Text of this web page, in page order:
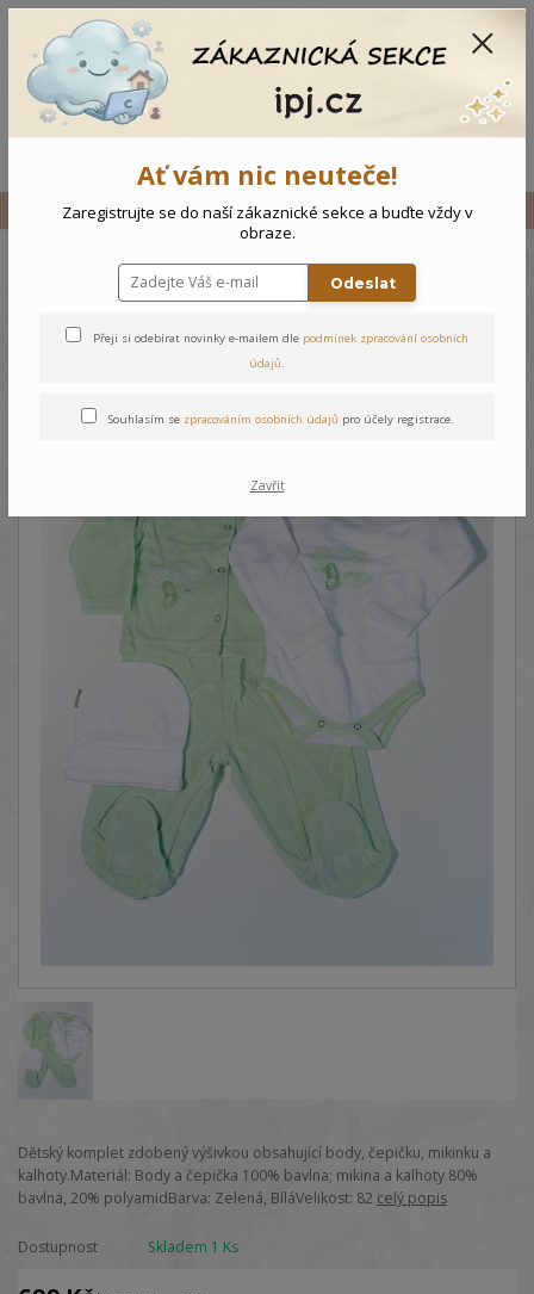
Vše Dětský komplet Botičky
Dětský komplet Botičky
Dětský komplet zdobený výšivkou obsahující body, čepičku, mikinku a
kalhoty.Materiál: Body a čepička 100% bavlna; mikina a kalhoty 80%
bavlna, 20% polyamidBarva: Zelená, BíláVelikost: 82 celý popis
Dostupnost Skladem 1 Ks
Ať vám nic neuteče!
Zaregistrujte se do naší zákaznické sekce a buďte vždy v
obraze.
Odeslat
Přeji si odebírat novinky e-mailem dle podmínek zpracování osobních
údajů.
Souhlasím se zpracováním osobních údajů pro účely registrace.
Zavřít